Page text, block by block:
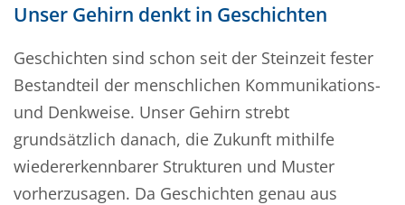
Unser Gehirn denkt in Geschichten
Geschichten sind schon seit der Steinzeit fester
Bestandteil der menschlichen Kommunikations-
und Denkweise. Unser Gehirn strebt
grundsätzlich danach, die Zukunft mithilfe
wiedererkennbarer Strukturen und Muster
vorherzusagen. Da Geschichten genau aus